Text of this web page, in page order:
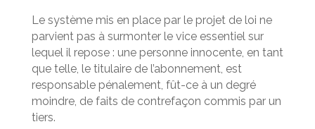
Le système mis en place par le projet de loi ne
parvient pas à surmonter le vice essentiel sur
lequel il repose : une personne innocente, en tant
que telle, le titulaire de l’abonnement, est
responsable pénalement, fût-ce à un degré
moindre, de faits de contrefaçon commis par un
tiers.